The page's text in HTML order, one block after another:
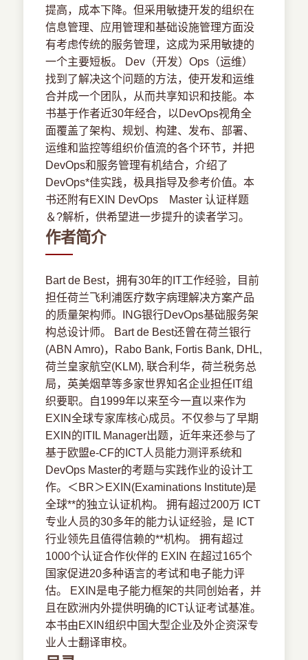
提高，成本下降。但采用敏捷开发的组织在
信息管理、应用管理和基础设施管理方面没
有考虑传统的服务管理，这成为采用敏捷的
一个主要短板。 Dev（开发）Ops（运维）
找到了解决这个问题的方法，使开发和运维
合并成一个团队，从而共享知识和技能。本
书基于作者近30年经合，以DevOps视角全
面覆盖了架构、规划、构建、发布、部署、
运维和监控等组织价值流的各个环节，并把
DevOps和服务管理有机结合，介绍了
DevOps*佳实践，极具指导及参考价值。本
书还附有EXIN DevOps Master 认证样题
＆?解析，供希望进一步提升的读者学习。
作者简介
Bart de Best，拥有30年的IT工作经验，目前
担任荷兰飞利浦医疗数字病理解决方案产品
的质量架构师。ING银行DevOps基础服务架
构总设计师。 Bart de Best还曾在荷兰银行
(ABN Amro)，Rabo Bank, Fortis Bank, DHL,
荷兰皇家航空(KLM), 联合利华，荷兰税务总
局，英美烟草等多家世界知名企业担任IT组
织要职。自1999年以来至今一直以来作为
EXIN全球专家库核心成员。不仅参与了早期
EXIN的ITIL Manager出题，近年来还参与了
基于欧盟e-CF的ICT人员能力测评系统和
DevOps Master的考题与实践作业的设计工
作。＜BR＞EXIN(Examinations Institute)是
全球**的独立认证机构。 拥有超过200万 ICT
专业人员的30多年的能力认证经验，是 ICT
行业领先且值得信赖的**机构。 拥有超过
1000个认证合作伙伴的 EXIN 在超过165个
国家促进20多种语言的考试和电子能力评
估。 EXIN是电子能力框架的共同创始者，并
且在欧洲内外提供明确的ICT认证考试基准。
本书由EXIN组织中国大型企业及外企资深专
业人士翻译审校。